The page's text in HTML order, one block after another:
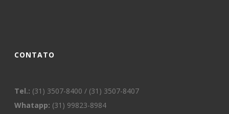
CONTATO
Tel.: (31) 3507-8400 / (31) 3507-8407
Whatapp: (31) 99823-8984